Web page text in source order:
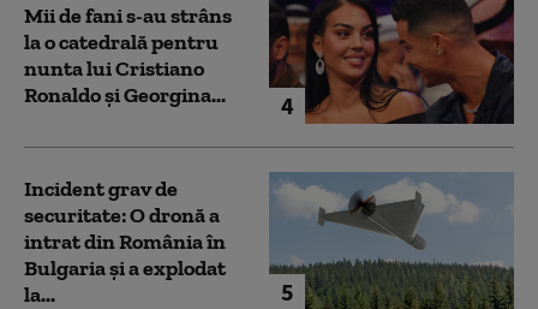
4
Mii de fani s-au strâns
la o catedrală pentru
nunta lui Cristiano
Ronaldo şi Georgina...
5
Incident grav de
securitate: O dronă a
intrat din România în
Bulgaria şi a explodat
la...